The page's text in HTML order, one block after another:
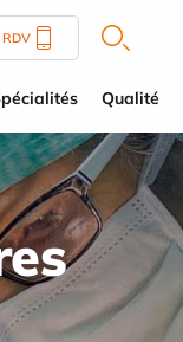
RDV
Qualité